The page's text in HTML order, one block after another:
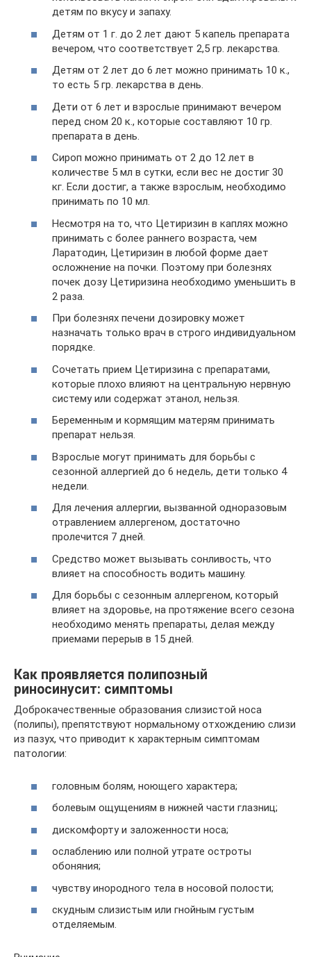
детям по вкусу и запаху.
Детям от 1 г. до 2 лет дают 5 капель препарата
вечером, что соответствует 2,5 гр. лекарства.
Детям от 2 лет до 6 лет можно принимать 10 к.,
то есть 5 гр. лекарства в день.
Дети от 6 лет и взрослые принимают вечером
перед сном 20 к., которые составляют 10 гр.
препарата в день.
Сироп можно принимать от 2 до 12 лет в
количестве 5 мл в сутки, если вес не достиг 30
кг. Если достиг, а также взрослым, необходимо
принимать по 10 мл.
Несмотря на то, что Цетиризин в каплях можно
принимать с более раннего возраста, чем
Ларатодин, Цетиризин в любой форме дает
осложнение на почки. Поэтому при болезнях
почек дозу Цетиризина необходимо уменьшить в
2 раза.
При болезнях печени дозировку может
назначать только врач в строго индивидуальном
порядке.
Сочетать прием Цетиризина с препаратами,
которые плохо влияют на центральную нервную
систему или содержат этанол, нельзя.
Беременным и кормящим матерям принимать
препарат нельзя.
Взрослые могут принимать для борьбы с
сезонной аллергией до 6 недель, дети только 4
недели.
Для лечения аллергии, вызванной одноразовым
отравлением аллергеном, достаточно
пролечится 7 дней.
Средство может вызывать сонливость, что
влияет на способность водить машину.
Для борьбы с сезонным аллергеном, который
влияет на здоровье, на протяжение всего сезона
необходимо менять препараты, делая между
приемами перерыв в 15 дней.
Как проявляется полипозный
риносинусит: симптомы
Доброкачественные образования слизистой носа
(полипы), препятствуют нормальному отхождению слизи
из пазух, что приводит к характерным симптомам
патологии:
головным болям, ноющего характера;
болевым ощущениям в нижней части глазниц;
дискомфорту и заложенности носа;
ослаблению или полной утрате остроты
обоняния;
чувству инородного тела в носовой полости;
скудным слизистым или гнойным густым
отделяемым.